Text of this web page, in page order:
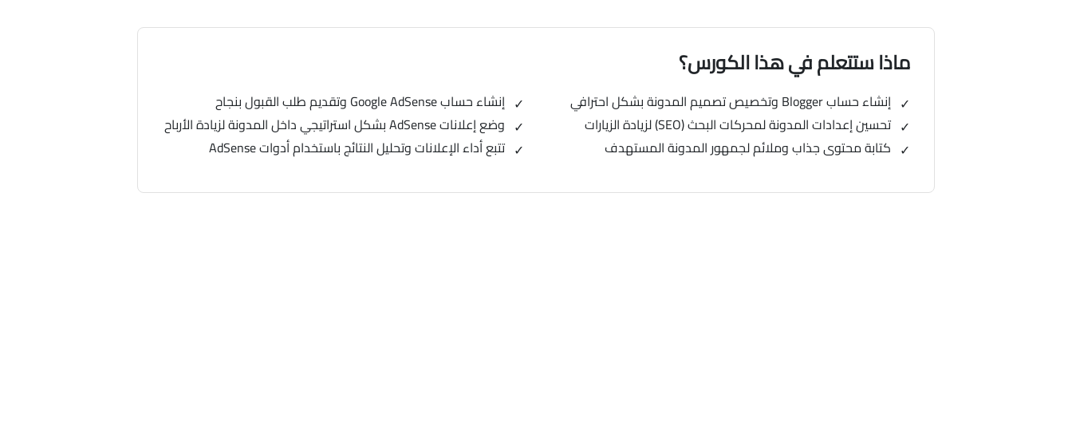
ماذا ستتعلم في هذا الكورس؟
إنشاء حساب Blogger وتخصيص تصميم المدونة بشكل احترافي
تحسين إعدادات المدونة لمحركات البحث (SEO) لزيادة الزيارات
كتابة محتوى جذاب وملائم لجمهور المدونة المستهدف
إنشاء حساب Google AdSense وتقديم طلب القبول بنجاح
وضع إعلانات AdSense بشكل استراتيجي داخل المدونة لزيادة الأرباح
تتبع أداء الإعلانات وتحليل النتائج باستخدام أدوات AdSense